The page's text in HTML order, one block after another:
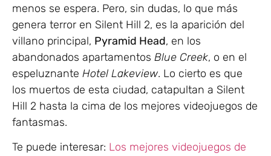
menos se espera. Pero, sin dudas, lo que más
genera terror en Silent Hill 2, es la aparición del
villano principal, Pyramid Head, en los
abandonados apartamentos Blue Creek, o en el
espeluznante Hotel Lakeview. Lo cierto es que
los muertos de esta ciudad, catapultan a Silent
Hill 2 hasta la cima de los mejores videojuegos de
fantasmas.
Te puede interesar: Los mejores videojuegos de